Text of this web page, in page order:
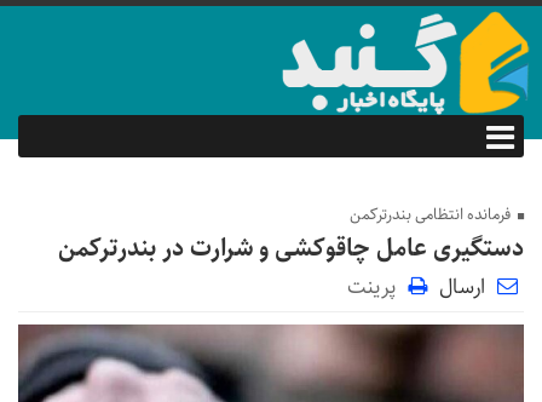
فرمانده انتظامی بندرترکمن
دستگیری عامل چاقوکشی و شرارت در بندرترکمن
ارسال پرینت